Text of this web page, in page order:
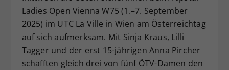
Ladies Open Vienna W75 (1.–7. September
2025) im UTC La Ville in Wien am Österreichtag
auf sich aufmerksam. Mit Sinja Kraus, Lilli
Tagger und der erst 15-jährigen Anna Pircher
schafften gleich drei von fünf ÖTV-Damen den
Zweck
Dieser Wert speichert Ihre Consent-
Einstellungen. Unter anderem eine
zufällig generierte ID, für die
historische Speicherung Ihrer
vorgenommen Einstellungen, falls der
Webseiten-Betreiber dies eingestellt